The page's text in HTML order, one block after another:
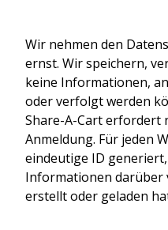
Wir nehmen den
ernst. Wir speichern,
keine Informationen,
oder verfolgt werden
Share-A-Cart erfordert
Anmeldung. Für jeden
eindeutige ID
Informationen darüber
erstellt oder geladen